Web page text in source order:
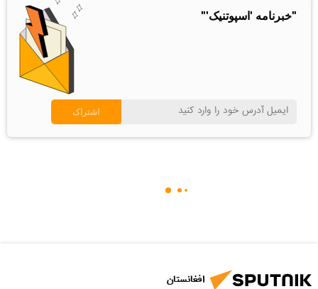
"خبرنامه 'اسپوتنیک'"
افغانستان